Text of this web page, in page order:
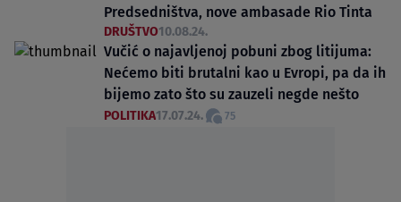
Predsedništva, nove ambasade Rio Tinta
DRUŠTVO10.08.24.
Vučić o najavljenoj pobuni zbog litijuma:
Nećemo biti brutalni kao u Evropi, pa da ih
bijemo zato što su zauzeli negde nešto
POLITIKA17.07.24. 75